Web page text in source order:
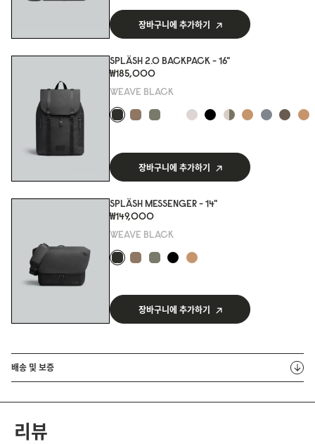
장바구니에 추가하기
SPLÄSH 2.0 BACKPACK - 16"
₩185,000
WEAVE BLACK
장바구니에 추가하기
SPLÄSH MESSENGER - 14"
₩149,000
WEAVE BLACK
장바구니에 추가하기
배송 및 보증
리뷰